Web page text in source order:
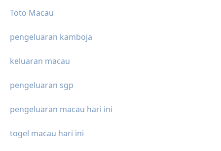
Toto Macau
pengeluaran kamboja
keluaran macau
pengeluaran sgp
pengeluaran macau hari ini
togel macau hari ini